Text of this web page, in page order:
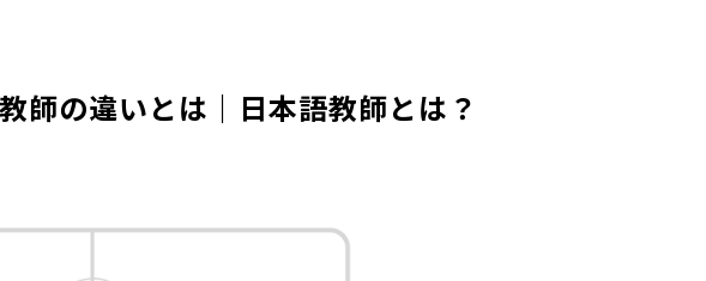
師の違いとは｜日本語教師とは？